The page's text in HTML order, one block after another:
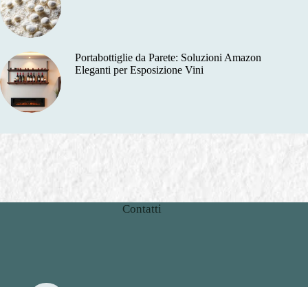
Portabottiglie da Parete: Soluzioni Amazon
Eleganti per Esposizione Vini
Contatti